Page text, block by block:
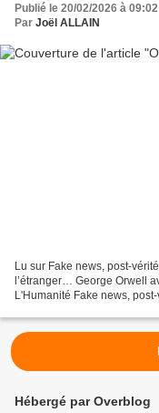
Publié le 20/02/2026 à 09:02
Par Joël ALLAIN
Lu sur Fake news, post-
l’étranger… George Orwell
L'Humanité Fake news,
Hébergé par Overblog